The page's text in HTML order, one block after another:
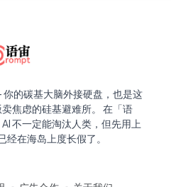
的碳基大脑外接硬盘，也是这
焦虑的硅基避难所。 在「语
不一定能淘汰人类，但先用上
经在海岛上度长假了。